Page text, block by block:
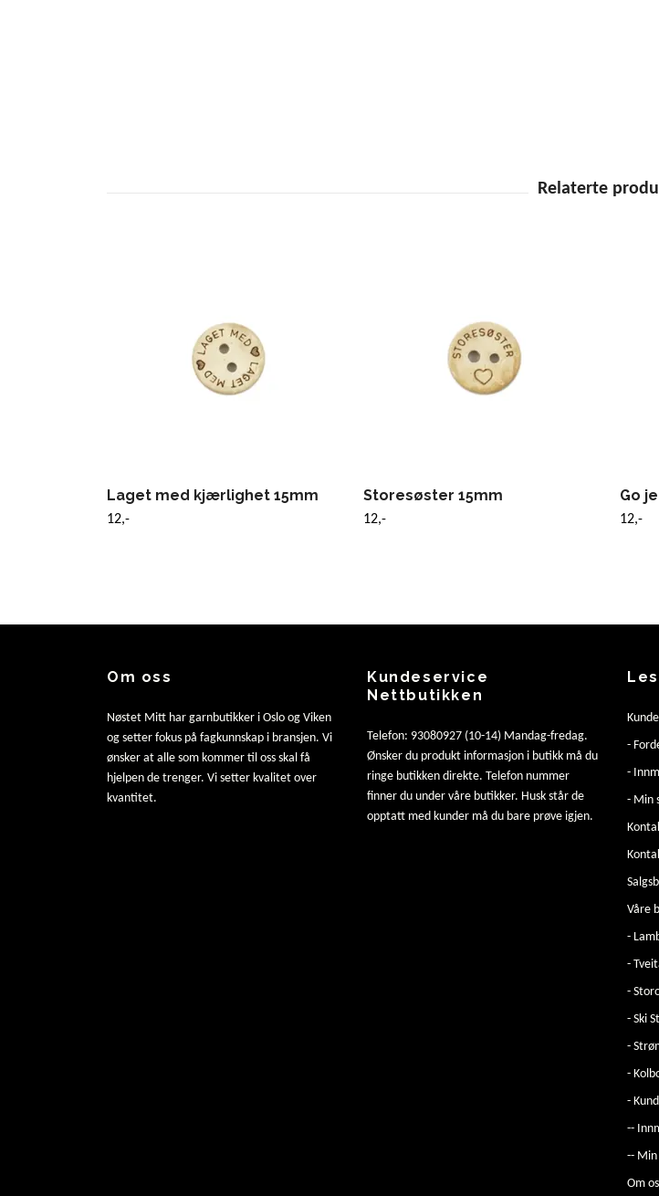
Laget med kjærlighet 15mm
12,-
Storesøster 15mm
12,-
Go
12,-
Om oss
Nøstet Mitt har garnbutikker i Oslo og Viken
og setter fokus på fagkunnskap i bransjen. Vi
ønsker at alle som kommer til oss skal få
hjelpen de trenger. Vi setter kvalitet over
kvantitet.
Kundeservice
Nettbutikken
Telefon: 93080927 (10-14) Mandag-fredag.
Ønsker du produkt informasjon i butikk må du
ringe butikken direkte. Telefon nummer
finner du under våre butikker. Husk står de
opptatt med kunder må du bare prøve igjen.
-
-
- Min
Våre
-
-
-
- Ski
-
-
-
--
-- Min
Om